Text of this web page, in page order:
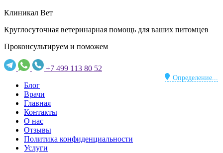
Клиникал Вет
Круглосуточная ветеринарная помощь для ваших питомцев
Проконсультируем и поможем
+7 499 113 80 52
Определение...
Блог
Врачи
Главная
Контакты
О нас
Отзывы
Политика конфиденциальности
Услуги